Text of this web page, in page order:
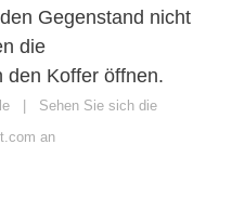
Gegenstand nicht
die
den Koffer öffnen.
| Sehen Sie sich die
an